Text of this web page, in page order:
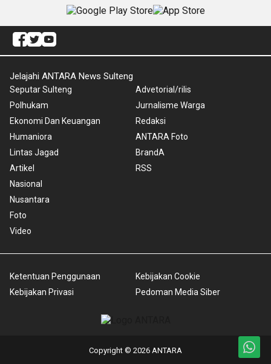
Jelajahi ANTARA News Sulteng
Seputar Sulteng
Polhukam
Ekonomi Dan Keuangan
Humaniora
Lintas Jagad
Artikel
Nasional
Nusantara
Foto
Video
Advetorial/rilis
Jurnalisme Warga
Redaksi
ANTARA Foto
BrandA
RSS
Ketentuan Penggunaan
Kebijakan Privasi
Kebijakan Cookie
Pedoman Media Siber
Copyright © 2026 ANTARA